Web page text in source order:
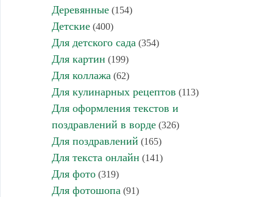
Деревянные(154)
Детские(400)
Для детского сада (354)
Для картин (199)
Для коллажа (62)
Для кулинарных рецептов (113)
Для оформления текстов и
поздравлений в ворде(326)
Для поздравлений (165)
Для текста онлайн (141)
Для фото(319)
Для фотошопа (91)